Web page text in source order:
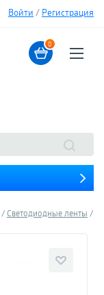
Войти / Регистрация
0
Светодиодные ленты